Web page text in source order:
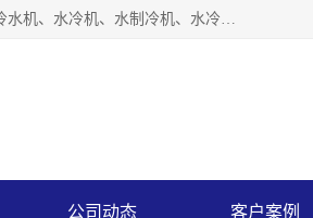
南京博盛制冷设备有限公司是冷风机厂家主营冷风机、模温机、油冷机、螺杆式冷水机、南京冷水机、水冷机、水制冷机、水冷却机、油冷却机等；凭借多年的制作经验、优秀的技术、优秀的产品质量诚信的经营理念，以一流的品质，实在的价格，在行业内享有较高的声誉。
公司动态 客户案例